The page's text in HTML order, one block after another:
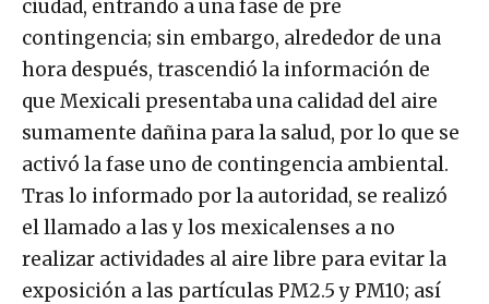
ciudad, entrando a una fase de pre
contingencia; sin embargo, alrededor de una
hora después, trascendió la información de
que Mexicali presentaba una calidad del aire
sumamente dañina para la salud, por lo que se
activó la fase uno de contingencia ambiental.
Tras lo informado por la autoridad, se realizó
el llamado a las y los mexicalenses a no
realizar actividades al aire libre para evitar la
exposición a las partículas PM2.5 y PM10; así